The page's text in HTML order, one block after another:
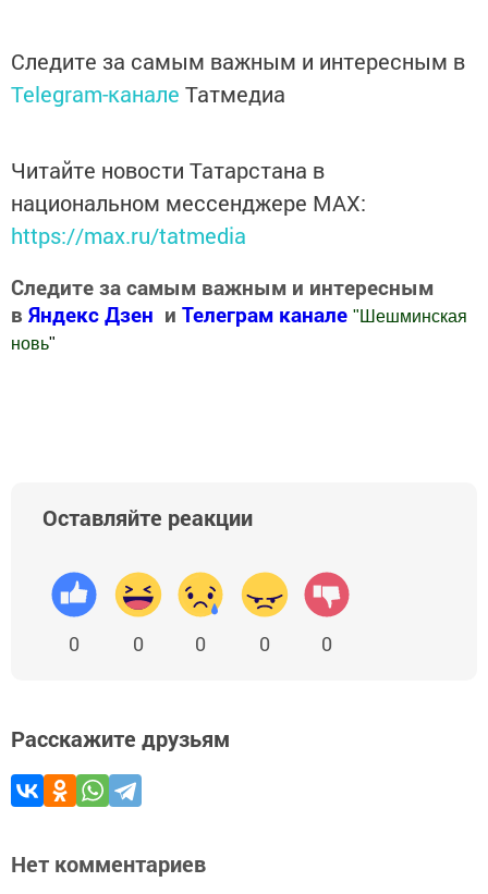
Следите за самым важным и интересным в
Telegram-канале Татмедиа
Читайте новости Татарстана в
национальном мессенджере MАХ:
https://max.ru/tatmedia
Следите за самым важным и интересным
в Яндекс Дзен и Телеграм канале " Шешминская
новь"
Оставляйте реакции
0 0 0 0 0
Расскажите друзьям
Нет комментариев